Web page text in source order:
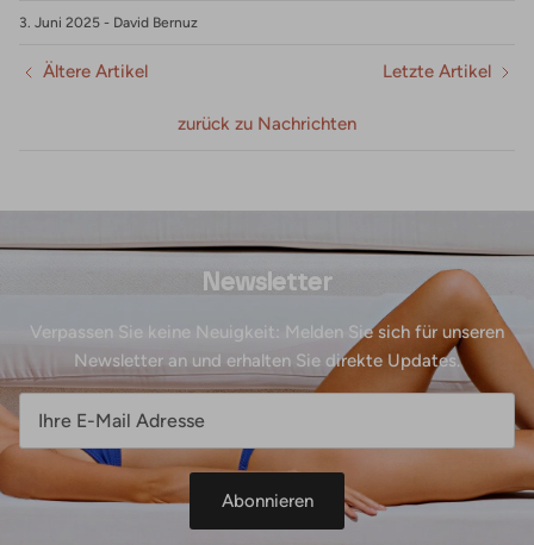
3. Juni 2025 - David Bernuz
Ältere Artikel
zurück zu Nachrichten
Letzte Artikel
Newsletter
Verpassen Sie keine Neuigkeit: Melden Sie sich für unseren
Newsletter an und erhalten Sie direkte Updates.
Abonnieren